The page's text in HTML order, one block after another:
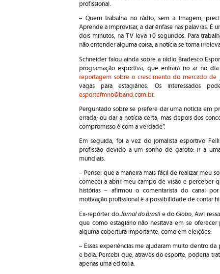
profissional.
– Quem trabalha no rádio, sem a imagem,
Aprende a improvisar, a dar ênfase nas palavras.
dois minutos, na TV leva 10 segundos. Para
não entender alguma coisa, a notícia se torna
Schneider falou ainda sobre a rádio Bradesco
programação esportiva, que entrará no ar no
reportagem sobre o crescimento do mercado de
vagas para estagiários. Os interessados
esportefmrio@band.com.br.
Perguntado sobre se prefere dar uma notícia em
errada; ou dar a notícia certa, mas depois dos
compromisso é com a verdade”.
Em seguida, foi a vez do jornalista esportivo
profissão devido a um sonho de garoto: ir a
mundiais.
– Pensei que a maneira mais fácil de realizar meu
comecei a abrir meu campo de visão e perceber
histórias – afirmou o comentarista do canal
motivação profissional é a possibilidade de contar
Ex-repórter doJornal do Brasile do Globo, Awi
que como estagiário não hesitava em se
alguma cobertura importante, como em eleições:
– Essas experiências me ajudaram muito dentro
e bola. Percebi que, através do esporte, poderia
apenas uma editoria.